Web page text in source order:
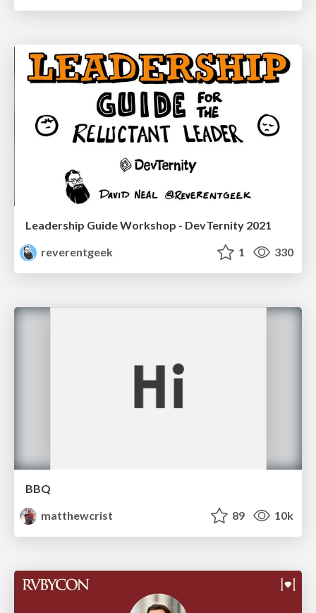
Leadership Guide Workshop - DevTernity 2021
reverentgeek
1 330
BBQ
matthewcrist
89 10k